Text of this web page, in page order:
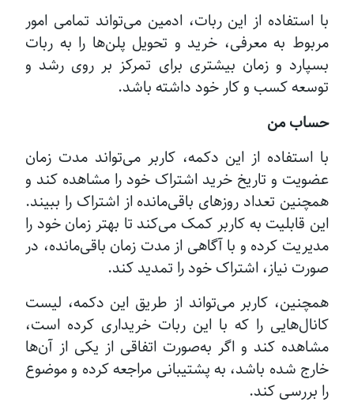
با استفاده از این ربات، ادمین می‌تواند تمامی امور
مربوط به معرفی، خرید و تحویل پلن‌ها را به ربات
بسپارد و زمان بیشتری برای تمرکز بر روی رشد و
توسعه کسب و کار خود داشته باشد.
حساب من
با استفاده از این دکمه، کاربر می‌تواند مدت زمان
عضویت و تاریخ خرید اشتراک خود را مشاهده کند و
همچنین تعداد روزهای باقی‌مانده از اشتراک را ببیند.
این قابلیت به کاربر کمک می‌کند تا بهتر زمان خود را
مدیریت کرده و با آگاهی از مدت زمان باقی‌مانده، در
صورت نیاز، اشتراک خود را تمدید کند.
همچنین، کاربر می‌تواند از طریق این دکمه، لیست
کانال‌هایی را که با این ربات خریداری کرده است،
مشاهده کند و اگر به‌صورت اتفاقی از یکی از آن‌ها
خارج شده باشد، به پشتیبانی مراجعه کرده و موضوع
را بررسی کند.